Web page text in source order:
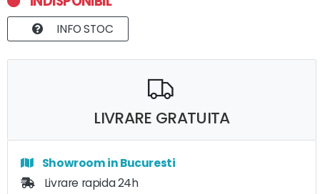
INFO STOC
LIVRARE GRATUITA
Showroom in Bucuresti
Livrare rapida 24h